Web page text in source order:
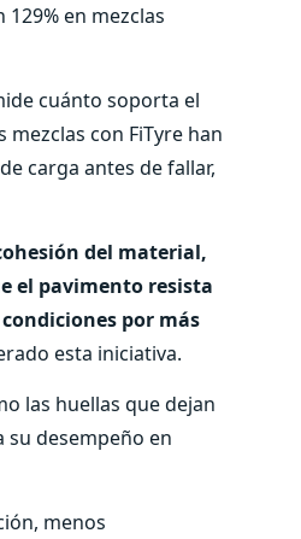
en mezclas
cuánto soporta el
con FiTyre han
carga antes de fallar,
del material,
el pavimento resista
por más
esta iniciativa.
las huellas que dejan
desempeño en
menos